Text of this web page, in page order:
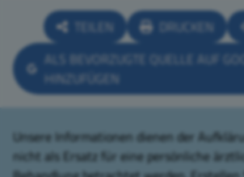
TEILEN DRUCKEN
ALS BEVORZUGTE QUELLE AUF
HINZUFÜGEN
Unsere Informationen dienen der
nicht als Ersatz für eine persönliche